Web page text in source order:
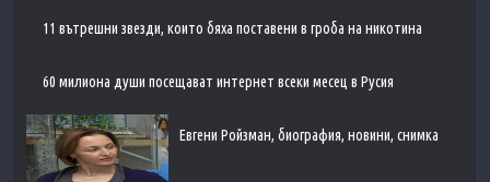
11 вътрешни звезди, които бяха поставени в гроба на никотина
60 милиона души посещават интернет всеки месец в Русия
Евгени Ройзман, биография, новини, снимка